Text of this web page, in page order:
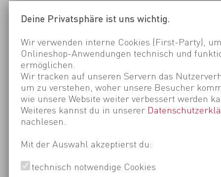
Deine Privatsphäre ist uns wichtig.
Wir verwenden interne Cookies (First-Party),
Onlineshop-Anwendungen technisch und
ermöglichen.
Wir tracken auf unseren Servern das
um zu verstehen, woher unsere Besucher
wie unsere Website weiter verbessert werden
Weiteres kannst du in unserer
nachlesen.
Mit der Auswahl akzeptierst du:
technisch notwendige Cookies